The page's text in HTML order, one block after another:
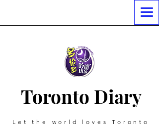
Toronto Diary
Let the world loves Toronto